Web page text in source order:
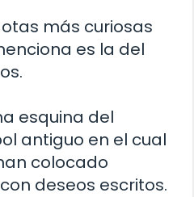
más curiosas
es la del
esquina del
antiguo en el cual
colocado
deseos escritos.